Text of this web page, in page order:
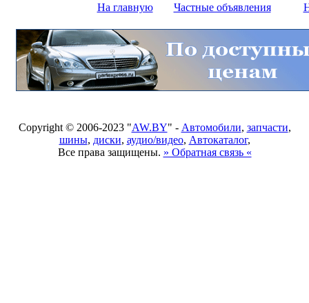
На главную Частные объявления
Copyright © 2006-2023 "AW.BY" - Автомобили, запчасти,
шины, диски, аудио/видео, Автокаталог,
Все права защищены. » Обратная связь «